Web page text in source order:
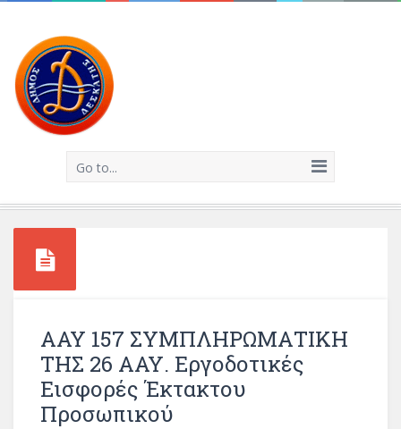
Go to...
ΑΑΥ 157 ΣΥΜΠΛΗΡΩΜΑΤΙΚΗ
ΤΗΣ 26 ΑΑΥ. Εργοδοτικές
Εισφορές Έκτακτου
Προσωπικού